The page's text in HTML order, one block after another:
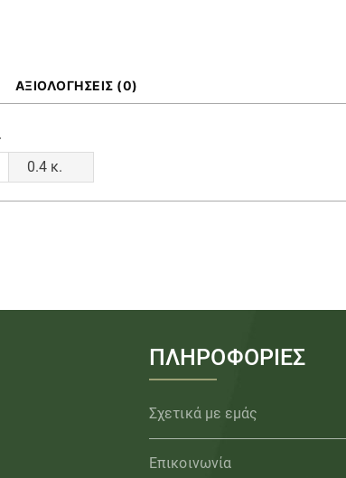
ΑΞΙΟΛΟΓΉΣΕΙΣ (0)
0.4 κ.
ΠΛΗΡΟΦΟΡΙΕΣ
Σχετικά με εμάς
Επικοινωνία